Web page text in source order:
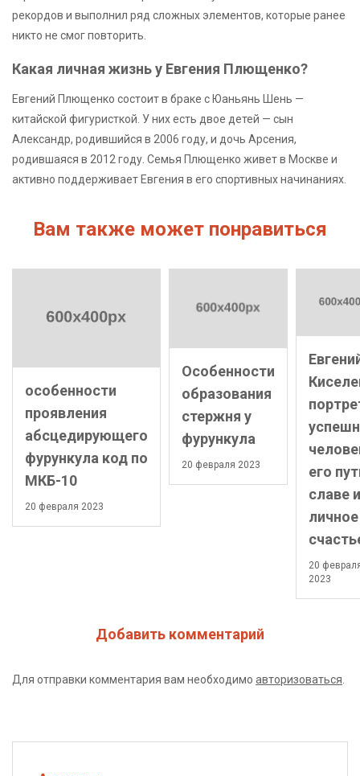
рекордов и выполнил ряд сложных элементов, которые ранее
никто не смог повторить.
Какая личная жизнь у Евгения Плющенко?
Евгений Плющенко состоит в браке с Юаньянь Шень —
китайской фигуристкой. У них есть двое детей — сын
Александр, родившийся в 2006 году, и дочь Арсения,
родившаяся в 2012 году. Семья Плющенко живет в Москве и
активно поддерживает Евгения в его спортивных начинаниях.
Вам также может понравиться
особенности
проявления
абсцедирующего
фурункула код по
МКБ-10
20 февраля 2023
Особенности
образования
стержня у
фурункула
20 февраля 2023
его
славе и
личное
20
2023
Добавить комментарий
Для отправки комментария вам необходимо авторизоваться